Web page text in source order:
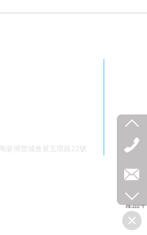
博覽城會展五環路22號
產品